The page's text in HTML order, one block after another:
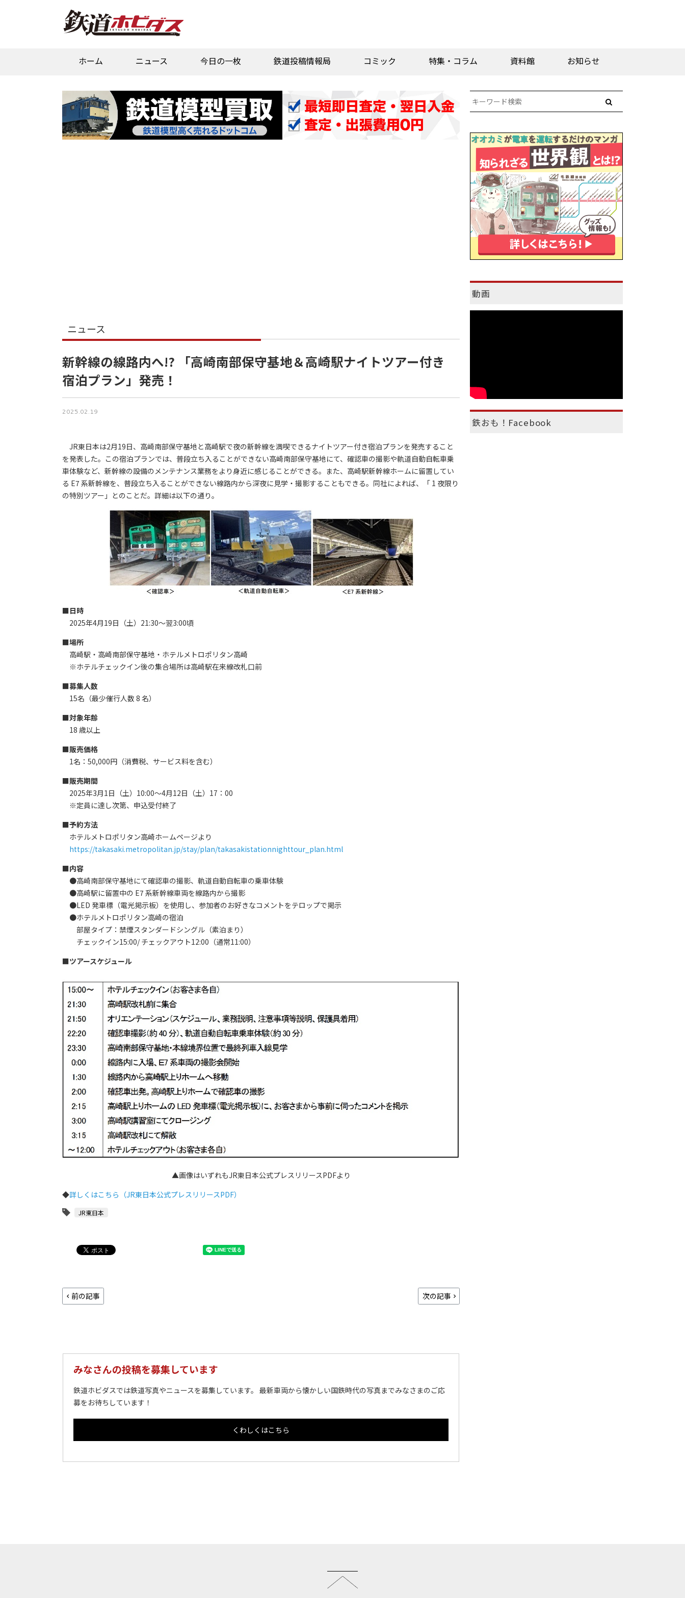
ホーム ニュース 今日の一枚 鉄道投稿情報局 コミック 特集・コラム 資料館 お知らせ
ニュース
新幹線の線路内へ!? 「高崎南部保守基地＆高崎駅ナイトツアー付き
宿泊プラン」発売！
2025.02.19
JR東日本は2月19日、高崎南部保守基地と高崎駅で夜の新幹線を満喫できるナイトツアー付き宿泊プランを発売すること
を発表した。この宿泊プランでは、普段立ち入ることができない高崎南部保守基地にて、確認車の撮影や軌道自動自転車乗
車体験など、新幹線の設備のメンテナンス業務をより身近に感じることができる。また、高崎駅新幹線ホームに留置してい
る E7 系新幹線を、普段立ち入ることができない線路内から深夜に見学・撮影することもできる。同社によれば、「 1 夜限り
の特別ツアー」とのことだ。詳細は以下の通り。
■日時
2025年4月19日（土）21:30～翌3:00頃
■場所
高崎駅・高崎南部保守基地・ホテルメトロポリタン高崎
※ホテルチェックイン後の集合場所は高崎駅在来線改札口前
■募集人数
15名（最少催行人数 8 名）
■対象年齢
18 歳以上
■販売価格
1名：50,000円（消費税、サービス料を含む）
■販売期間
2025年3月1日（土）10:00～4月12日（土）17：00
※定員に達し次第、申込受付終了
■予約方法
ホテルメトロポリタン高崎ホームページより
https://takasaki.metropolitan.jp/stay/plan/takasakistationnighttour_plan.html
■内容
●高崎南部保守基地にて確認車の撮影、軌道自動自転車の乗車体験
●高崎駅に留置中の E7 系新幹線車両を線路内から撮影
●LED 発車標（電光掲示板）を使用し、参加者のお好きなコメントをテロップで掲示
●ホテルメトロポリタン高崎の宿泊
部屋タイプ：禁煙スタンダードシングル（素泊まり）
チェックイン15:00/ チェックアウト12:00（通常11:00）
■ツアースケジュール
▲画像はいずれもJR東日本公式プレスリリースPDFより
◆詳しくはこちら（JR東日本公式プレスリリースPDF）
JR東日本
前の記事 次の記事
みなさんの投稿を募集しています
鉄道ホビダスでは鉄道写真やニュースを募集しています。 最新車両から懐かしい国鉄時代の写真までみなさまのご応
募をお待ちしています！
くわしくはこちら
動画
鉄おも！Facebook